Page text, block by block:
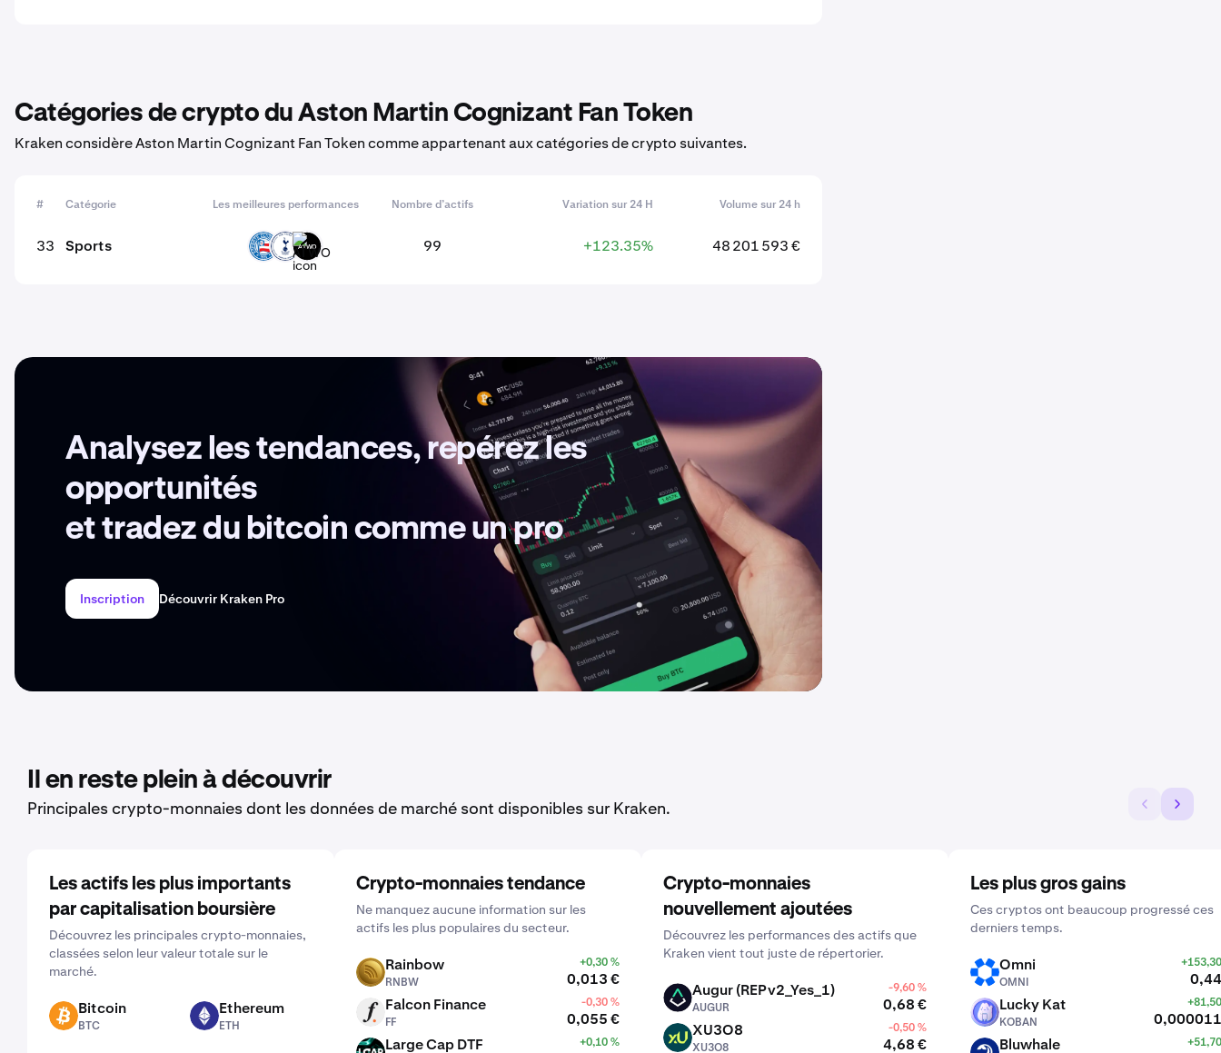
Catégories de crypto du Aston Martin Cognizant Fan Token
Kraken considère Aston Martin Cognizant Fan Token comme appartenant aux catégories de crypto suivantes.
# Catégorie Les meilleures performances Nombre d’actifs Variation sur 24 H Volume sur 24 h
33 Sports BAHIA SPURS ATWO 99 +123.35% 48 201 593 €
Analysez les tendances, repérez les
opportunités
et tradez du bitcoin comme un pro
Inscription Découvrir Kraken Pro
Il en reste plein à découvrir
Principales crypto-monnaies dont les données de marché sont disponibles sur Kraken.
Les actifs les plus importants
par capitalisation boursière
Découvrez les principales crypto-monnaies,
classées selon leur valeur totale sur le
marché.
BTC Bitcoin
BTC
ETH Ethereum
ETH
Crypto-monnaies tendance
Ne manquez aucune information sur les
actifs les plus populaires du secteur.
RNBW Rainbow
RNBW
+0,30 %
0,013 €
FF Falcon Finance
FF
-0,30 %
0,055 €
Large Cap DTF +0,10 %
Crypto-monnaies
nouvellement ajoutées
Découvrez les performances des actifs que
Kraken vient tout juste de répertorier.
AUGUR Augur (REPv2_Yes_1)
AUGUR
-9,60 %
0,68 €
XU3O8 XU3O8
XU3O8
-0,50 %
4,68 €
Les plus gros gains
Ces cryptos ont beaucoup progressé ces
derniers temps.
Omni
OMNI
KOBAN Lucky Kat
KOBAN
Bluwhale